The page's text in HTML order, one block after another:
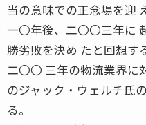
当の意味での正念場を迎
一〇年後、二〇〇三年に
勝劣敗を決め たと回想す
二〇〇 三年の物流業界に
のジャック・ウェルチ氏
る。